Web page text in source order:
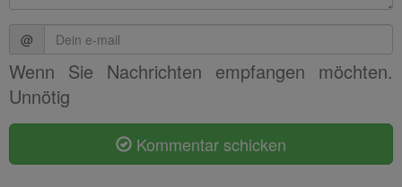
@
Wenn Sie Nachrichten empfangen möchten.
Unnötig
Kommentar schicken